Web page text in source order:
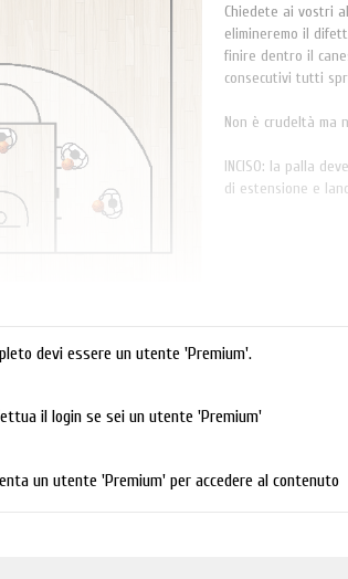
Chiedete ai vostri
elimineremo il
finire dentro il
consecutivi tutti
Non è crudeltà ma
INCISO: la palla
di estensione e
devi essere un utente 'Premium'.
il login se sei un utente 'Premium'
un utente 'Premium' per accedere al contenuto